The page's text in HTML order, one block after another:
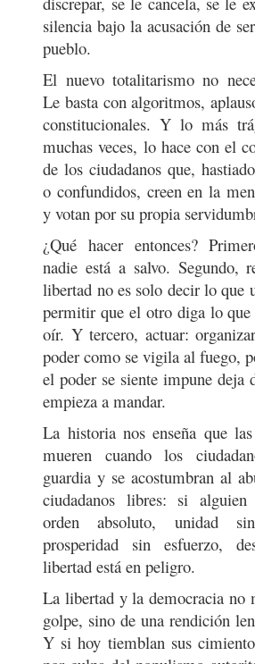
silencia bajo la acusación de
pueblo.
El nuevo totalitarismo no
Le basta con algoritmos,
constitucionales. Y lo más
muchas veces, lo hace con el
de los ciudadanos que,
o confundidos, creen en la
y votan por su propia
¿Qué hacer entonces?
nadie está a salvo. Segundo,
libertad no es solo decir lo que
permitir que el otro diga lo que
oír. Y tercero, actuar:
poder como se vigila al fuego,
el poder se siente impune deja
empieza a mandar.
La historia nos enseña que
mueren cuando los
guardia y se acostumbran al
ciudadanos libres: si
orden absoluto, unidad
prosperidad sin esfuerzo,
libertad está en peligro.
La libertad y la democracia no
golpe, sino de una rendición
Y si hoy tiemblan sus